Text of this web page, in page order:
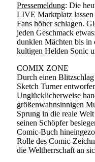
Pressemeldung: Die
LIVE Marktplatz
Fans höher schlagen.
jeden Geschmack
dunklen Mächten bis in
kultigen Helden Sonic
COMIX ZONE
Durch einen
Sketch Turner
Unglücklicherweise
größenwahnsinnigen
Sprung in die reale
seinen Schöpfer
Comic-Buch
Rolle des Comic-
die Weltherrschaft an